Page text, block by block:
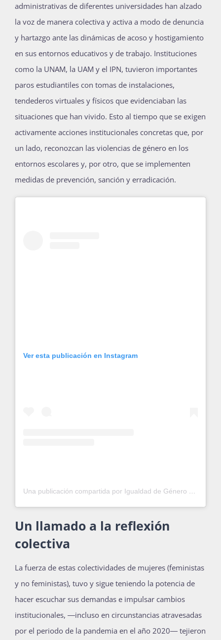
administrativas de diferentes universidades han alzado
la voz de manera colectiva y activa a modo de denuncia
y hartazgo ante las dinámicas de acoso y hostigamiento
en sus entornos educativos y de trabajo. Instituciones
como la UNAM, la UAM y el IPN, tuvieron importantes
paros estudiantiles con tomas de instalaciones,
tendederos virtuales y físicos que evidenciaban las
situaciones que han vivido. Esto al tiempo que se exigen
activamente acciones institucionales concretas que, por
un lado, reconozcan las violencias de género en los
entornos escolares y, por otro, que se implementen
medidas de prevención, sanción y erradicación.
Ver esta publicación en Instagram
Una publicación compartida por Igualdad de Género UNAM (@igualdadunam)
Un llamado a la reflexión
colectiva
La fuerza de estas colectividades de mujeres (feministas
y no feministas), tuvo y sigue teniendo la potencia de
hacer escuchar sus demandas e impulsar cambios
institucionales, ―incluso en circunstancias atravesadas
por el periodo de la pandemia en el año 2020― tejieron